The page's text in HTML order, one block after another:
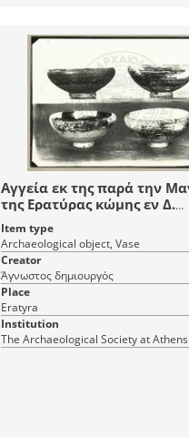
Αγγεία εκ της παρά την
της Ερατύρας κώμης εν Δ.
Μακεδονία.
Item type
Archaeological object, Vase
Creator
Άγνωστος δημιουργός
Place
Eratyra
Institution
The Archaeological Society at Athens